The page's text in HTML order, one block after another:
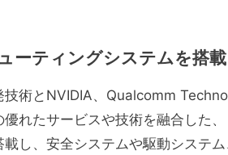
ーティングシステムを搭載
技術とNVIDIA、Qualcomm
れたサービスや技術を融合した
載し、安全システムや駆動システ